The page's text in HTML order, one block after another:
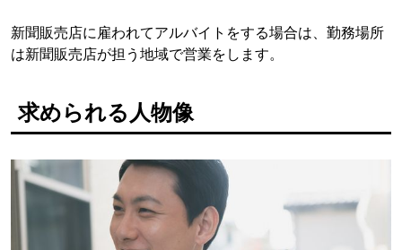
新聞販売店に雇われてアルバイトをする場合は、勤務場所
は新聞販売店が担う地域で営業をします。
求められる人物像